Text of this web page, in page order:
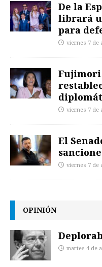
De la
librará
para
viernes 7 de
viernes 7 de
El
viernes 7 de
OPINIÓN
martes 4 de